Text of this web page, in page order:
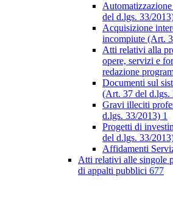
del d.lgs. 33/
Acquisizione
incompiute (Art.
Atti relativi alla
opere, servizi e
redazione
Documenti sul
(Art. 37 del d.lgs.
Gravi illeciti
d.lgs. 33/2013) 1
Progetti di
del d.lgs. 33/
Affidamenti
Atti relativi alle singole
di appalti pubblici 677